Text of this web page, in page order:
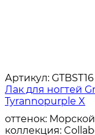
Артикул: GTBST16
Лак для ногтей
Tyrannopurple X
оттенок: Морской
коллекция: